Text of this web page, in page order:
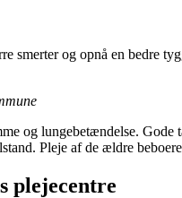
smerter og opnå en bedre
og lungebetændelse.
Pleje af de ældre
plejecentre